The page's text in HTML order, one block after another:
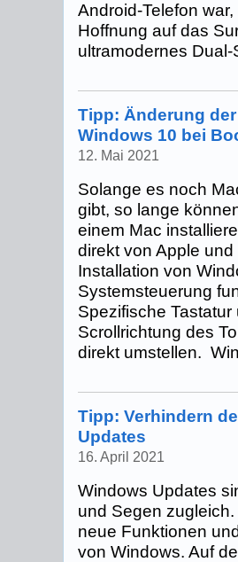
Android-Telefon
Hoffnung auf das
ultramodernes
Tipp: Änderung
Windows 10 bei
12. Mai 2021
Solange es noch
gibt, so lange
einem Mac
direkt von Apple
Installation von
Systemsteuerung
Spezifische
Scrollrichtung des
direkt umstellen.
Tipp: Verhindern
Updates
16. April 2021
Windows Updates
und Segen
neue Funktionen
von Windows. Auf